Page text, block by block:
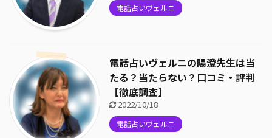
電話占いヴェルニ
電話占いヴェルニの陽澄先生は当
たる？当たらない？口コミ・評判
【徹底調査】
2022/10/18
電話占いヴェルニ